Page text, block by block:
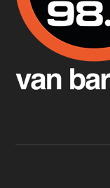
Apr 3, 2026 •